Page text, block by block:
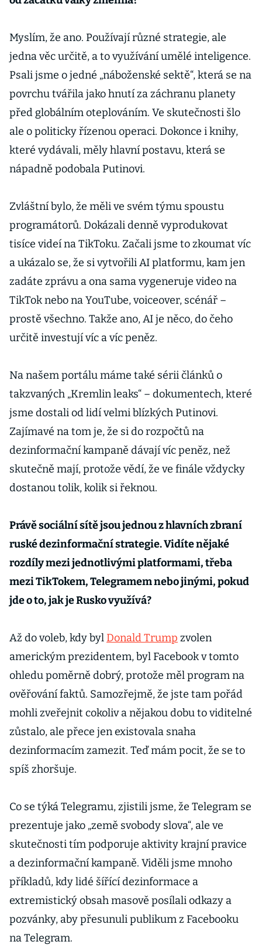
Myslím, že ano. Používají různé strategie, ale
jedna věc určitě, a to využívání umělé inteligence.
Psali jsme o jedné „náboženské sektě“, která se na
povrchu tvářila jako hnutí za záchranu planety
před globálním oteplováním. Ve skutečnosti šlo
ale o politicky řízenou operaci. Dokonce i knihy,
které vydávali, měly hlavní postavu, která se
nápadně podobala Putinovi.
Zvláštní bylo, že měli ve svém týmu spoustu
programátorů. Dokázali denně vyprodukovat
tisíce videí na TikToku. Začali jsme to zkoumat víc
a ukázalo se, že si vytvořili AI platformu, kam jen
zadáte zprávu a ona sama vygeneruje video na
TikTok nebo na YouTube, voiceover, scénář –
prostě všechno. Takže ano, AI je něco, do čeho
určitě investují víc a víc peněz.
Na našem portálu máme také sérii článků o
takzvaných „Kremlin leaks“ – dokumentech, které
jsme dostali od lidí velmi blízkých Putinovi.
Zajímavé na tom je, že si do rozpočtů na
dezinformační kampaně dávají víc peněz, než
skutečně mají, protože vědí, že ve finále vždycky
dostanou tolik, kolik si řeknou.
Právě sociální sítě jsou jednou z hlavních zbraní
ruské dezinformační strategie. Vidíte nějaké
rozdíly mezi jednotlivými platformami, třeba
mezi TikTokem, Telegramem nebo jinými, pokud
jde o to, jak je Rusko využívá?
Až do voleb, kdy byl Donald Trump zvolen
americkým prezidentem, byl Facebook v tomto
ohledu poměrně dobrý, protože měl program na
ověřování faktů. Samozřejmě, že jste tam pořád
mohli zveřejnit cokoliv a nějakou dobu to viditelné
zůstalo, ale přece jen existovala snaha
dezinformacím zamezit. Teď mám pocit, že se to
spíš zhoršuje.
Co se týká Telegramu, zjistili jsme, že Telegram se
prezentuje jako „země svobody slova“, ale ve
skutečnosti tím podporuje aktivity krajní pravice
a dezinformační kampaně. Viděli jsme mnoho
příkladů, kdy lidé šířící dezinformace a
extremistický obsah masově posílali odkazy a
pozvánky, aby přesunuli publikum z Facebooku
na Telegram.